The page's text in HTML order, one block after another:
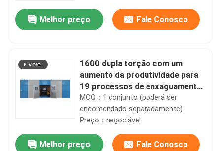
Início
Produtos
Melhor preço Fale Conosco
1600 dupla torção com um
aumento da produtividade para
19 processos de enxaguamento
do núcleo
MOQ：1 conjunto (poderá ser
encomendado separadamente)
Preço：negociável
Melhor preço Fale Conosco
Linha de extrusão de cabos de Internet Cat5 / Cat6 7.5kw Linha de produção de fios para cabos 0.5 0.75